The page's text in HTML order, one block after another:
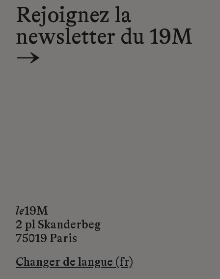
Rejoignez la
newsletter du 19M
→
le19M
2 pl Skanderbeg
75019 Paris
Changer de langue (fr)